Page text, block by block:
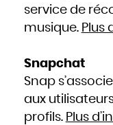
service de
musique. Plus
Snapchat
Snap
aux
profils. Plus